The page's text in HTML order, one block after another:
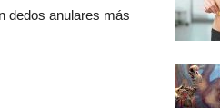
dedos anulares más